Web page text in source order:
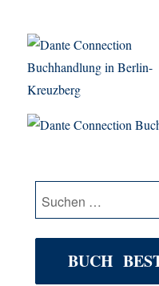
Dante
Suche
nach:
BUCH